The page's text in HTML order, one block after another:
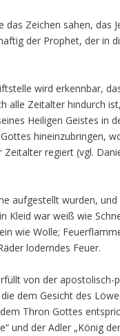
das Zeichen sahen, das
der Prophet, der in
wird erkennbar,
alle Zeitalter hindurch
Heiligen Geistes in
hineinzubringen,
Zeitalter regiert (vgl.
aufgestellt wurden,
Kleid war weiß wie
wie Wolle;
loderndes Feuer.
von der apostolisch-
dem Gesicht des
Thron Gottes
und der Adler „König